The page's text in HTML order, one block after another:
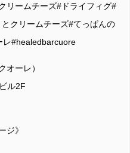
リームチーズ#ドライフィグ#
クリームチーズ#てっぱんの
レ#healedbarcuore
オーレ）
ル2F
ジ》